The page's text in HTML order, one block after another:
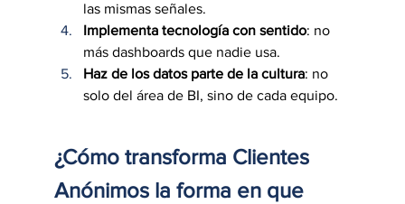
las mismas señales.
Implementa tecnología con sentido: no
más dashboards que nadie usa.
Haz de los datos parte de la cultura: no
solo del área de BI, sino de cada equipo.
¿Cómo transforma Clientes
Anónimos la forma en que